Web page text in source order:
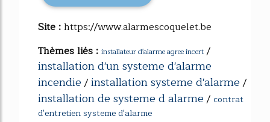
Site :https://www.alarmescoquelet.be
Thèmes liés : installateur d'alarme agree incert /
installation d'un systeme d'alarme
incendie/installation systeme d'alarme/
installation de systeme d alarme/ contrat
d'entretien systeme d'alarme